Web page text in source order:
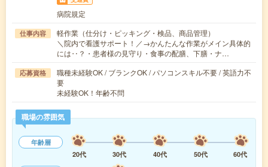
病院規定
仕事内容
軽作業（仕分け・ピッキング・検品、商品管理）
＼院内で看護サポート！／→かんたんな作業がメイン具体的
には‥？・患者様の見守り・食事の配膳、下膳・ナ…
応募資格
職種未経験OK / ブランクOK / パソコンスキル不要 / 英語力不
要
未経験OK！年齢不問
職場の雰囲気
年齢層
20代
30代 40代 50代
60代